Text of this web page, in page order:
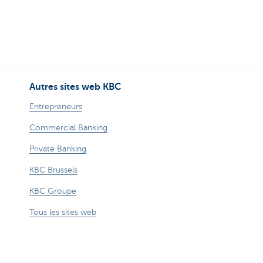
Autres sites web KBC
Entrepreneurs
Commercial Banking
Private Banking
KBC Brussels
KBC Groupe
Tous les sites web